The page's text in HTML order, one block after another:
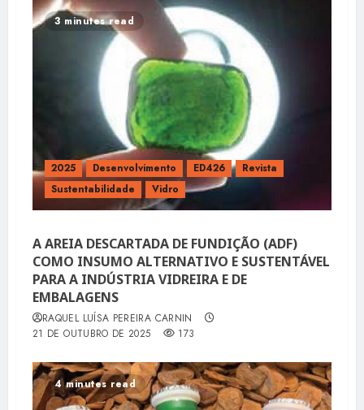
3 minutes read
2025 Desenvolvimento ED426
Revista
Sustentabilidade
Vidro
A AREIA DESCARTADA DE FUNDIÇÃO (ADF)
COMO INSUMO ALTERNATIVO E SUSTENTÁVEL
PARA A INDÚSTRIA VIDREIRA E DE
EMBALAGENS
RAQUEL LUÍSA PEREIRA CARNIN
21 DE OUTUBRO DE 2025
173
4 minutes read